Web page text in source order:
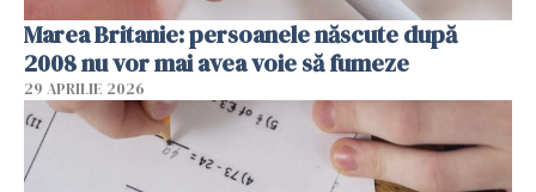
Marea Britanie: persoanele născute după
2008 nu vor mai avea voie să fumeze
29 APRILIE 2026